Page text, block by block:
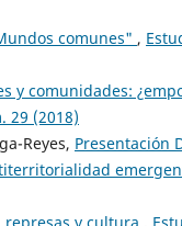
comunes" ,
y comunidades:
29 (2018)
Reyes, Presentación